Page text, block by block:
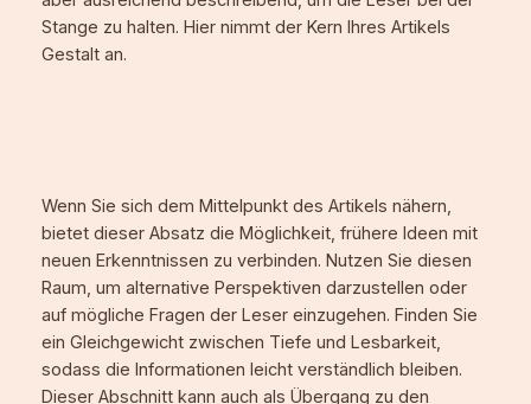
Stange zu halten. Hier nimmt der Kern Ihres Artikels
Gestalt an.
Wenn Sie sich dem Mittelpunkt des Artikels nähern,
bietet dieser Absatz die Möglichkeit, frühere Ideen mit
neuen Erkenntnissen zu verbinden. Nutzen Sie diesen
Raum, um alternative Perspektiven darzustellen oder
auf mögliche Fragen der Leser einzugehen. Finden Sie
ein Gleichgewicht zwischen Tiefe und Lesbarkeit,
sodass die Informationen leicht verständlich bleiben.
Dieser Abschnitt kann auch als Übergang zu den